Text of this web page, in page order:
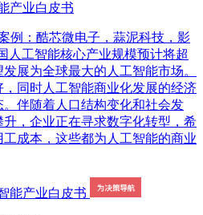
产业白皮书
例：酷芯微电子，蒜泥科技，影
人工智能核心产业规模预计将超
展为全球最大的人工智能市场。
同时人工智能商业化发展的经济
伴随着人口结构变化和社会发
，企业正在寻求数字化转型，希
成本，这些都为人工智能的商业